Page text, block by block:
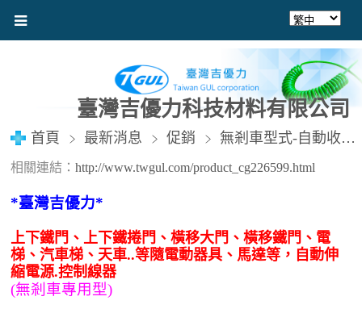
臺灣吉優力科技材料有限公司
首頁 最新消息 促銷 無剎車型式-自動收線器、鐵捲門自動伸縮電源線、上下鐵捲門自動伸縮電源線、大門自動伸縮電源線、天車自動伸縮電源線
相關連結： http://www.twgul.com/product_cg226599.html
*臺灣吉優力*
上下鐵門、上下鐵捲門、橫移大門、橫移鐵門、電
梯、汽車梯、天車..等隨電動器具、馬達等，自動伸
縮電源.控制線器
(無剎車專用型)